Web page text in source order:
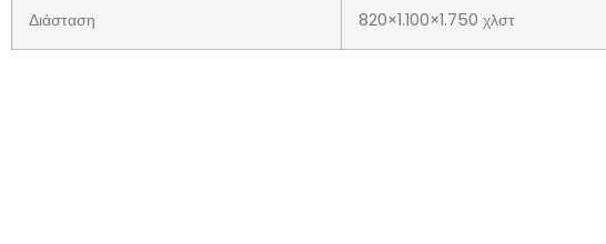
Διάσταση 820×1.100×1.750 χλστ